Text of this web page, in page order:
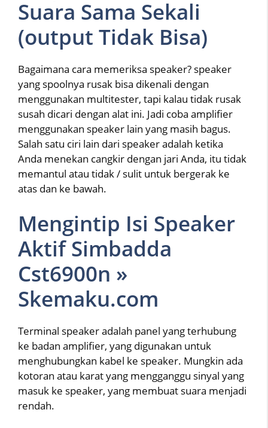
Suara Sama Sekali
(output Tidak Bisa)
Bagaimana cara memeriksa speaker? speaker
yang spoolnya rusak bisa dikenali dengan
menggunakan multitester, tapi kalau tidak rusak
susah dicari dengan alat ini. Jadi coba amplifier
menggunakan speaker lain yang masih bagus.
Salah satu ciri lain dari speaker adalah ketika
Anda menekan cangkir dengan jari Anda, itu tidak
memantul atau tidak / sulit untuk bergerak ke
atas dan ke bawah.
Mengintip Isi Speaker
Aktif Simbadda
Cst6900n »
Skemaku.com
Terminal speaker adalah panel yang terhubung
ke badan amplifier, yang digunakan untuk
menghubungkan kabel ke speaker. Mungkin ada
kotoran atau karat yang mengganggu sinyal yang
masuk ke speaker, yang membuat suara menjadi
rendah.